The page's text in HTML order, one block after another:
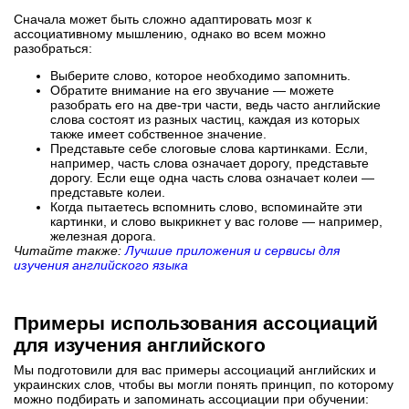
Сначала может быть сложно адаптировать мозг к
ассоциативному мышлению, однако во всем можно
разобраться:
Выберите слово, которое необходимо запомнить.
Обратите внимание на его звучание — можете
разобрать его на две-три части, ведь часто английские
слова состоят из разных частиц, каждая из которых
также имеет собственное значение.
Представьте себе слоговые слова картинками. Если,
например, часть слова означает дорогу, представьте
дорогу. Если еще одна часть слова означает колеи —
представьте колеи.
Когда пытаетесь вспомнить слово, вспоминайте эти
картинки, и слово выкрикнет у вас голове — например,
железная дорога.
Читайте также: Лучшие приложения и сервисы для
изучения английского языка
Примеры использования ассоциаций
для изучения английского
Мы подготовили для вас примеры ассоциаций английских и
украинских слов, чтобы вы могли понять принцип, по которому
можно подбирать и запоминать ассоциации при обучении: